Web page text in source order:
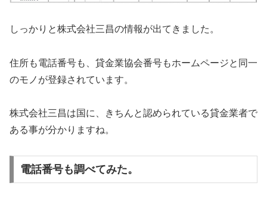
しっかりと株式会社三昌の情報が出てきました。
住所も電話番号も、貸金業協会番号もホームページと同一
のモノが登録されています。
株式会社三昌は国に、きちんと認められている貸金業者で
ある事が分かりますね。
電話番号も調べてみた。